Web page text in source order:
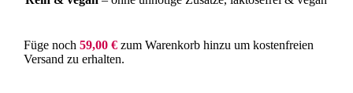
Füge noch 59,00 € zum Warenkorb hinzu um kostenfreien
Versand zu erhalten.